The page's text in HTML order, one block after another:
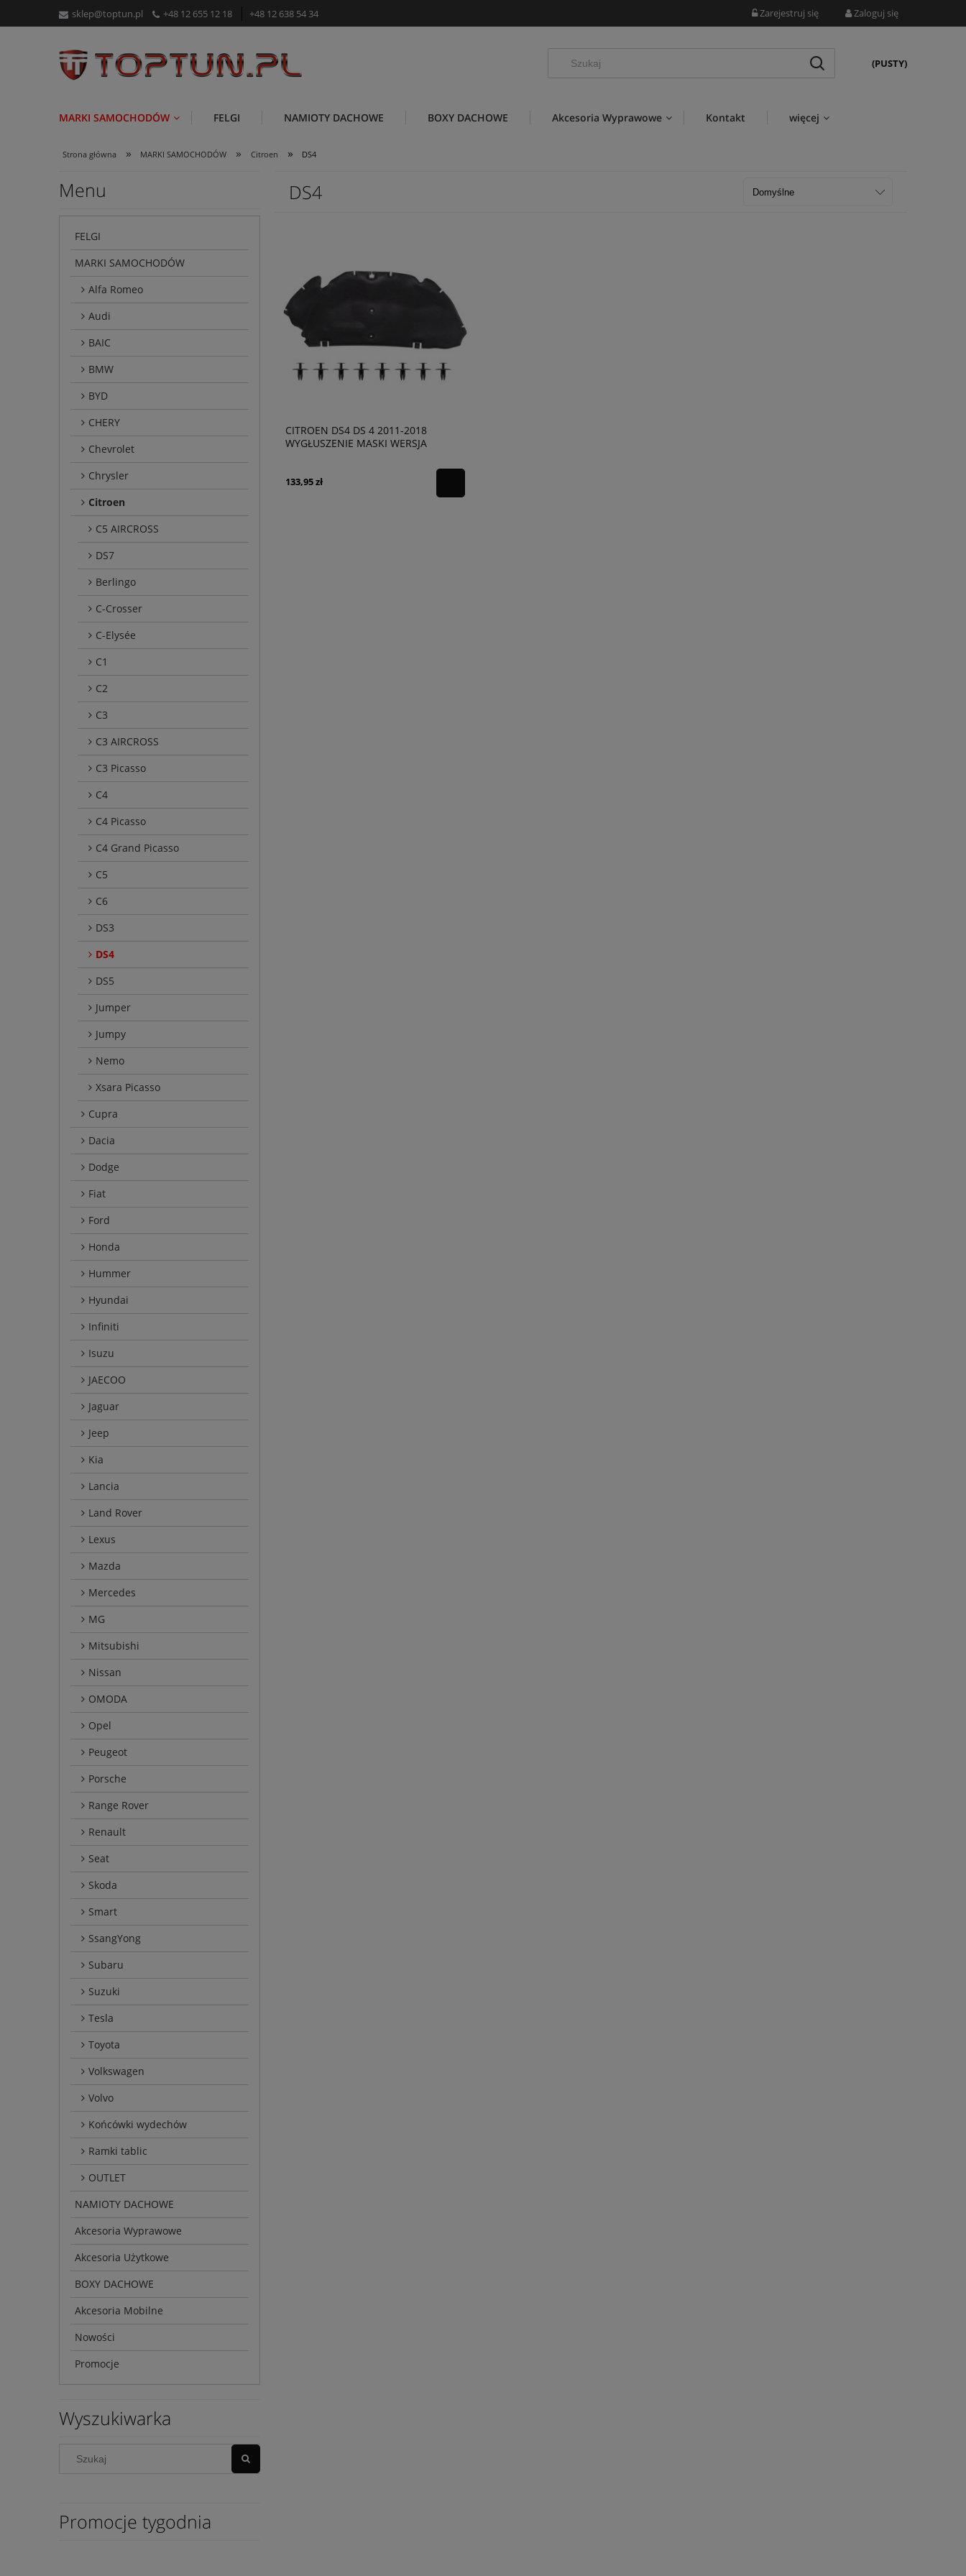
sklep@toptun.pl +48 12 655 12 18 +48 12 638 54 34 Zarejestruj się Zaloguj się
(PUSTY)
MARKI SAMOCHODÓW FELGI NAMIOTY DACHOWE BOXY DACHOWE Akcesoria Wyprawowe Kontakt więcej
Strona główna » MARKI SAMOCHODÓW » Citroen » DS4
Menu
FELGI
MARKI SAMOCHODÓW
Alfa Romeo
Audi
BAIC
BMW
BYD
CHERY
Chevrolet
Chrysler
Citroen
C5 AIRCROSS
DS7
Berlingo
C-Crosser
C-Elysée
C1
C2
C3
C3 AIRCROSS
C3 Picasso
C4
C4 Picasso
C4 Grand Picasso
C5
C6
DS3
DS4
DS5
Jumper
Jumpy
Nemo
Xsara Picasso
Cupra
Dacia
Dodge
Fiat
Ford
Honda
Hummer
Hyundai
Infiniti
Isuzu
JAECOO
Jaguar
Jeep
Kia
Lancia
Land Rover
Lexus
Mazda
Mercedes
MG
Mitsubishi
Nissan
OMODA
Opel
Peugeot
Porsche
Range Rover
Renault
Seat
Skoda
Smart
SsangYong
Subaru
Suzuki
Tesla
Toyota
Volkswagen
Volvo
Końcówki wydechów
Ramki tablic
OUTLET
NAMIOTY DACHOWE
Akcesoria Wyprawowe
Akcesoria Użytkowe
BOXY DACHOWE
Akcesoria Mobilne
Nowości
Promocje
Wyszukiwarka
Promocje tygodnia
DS4
CITROEN DS4 DS 4 2011-2018
WYGŁUSZENIE MASKI WERSJA
133,95 zł